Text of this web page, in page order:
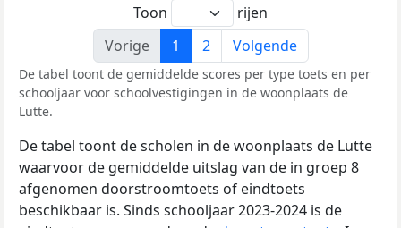
Toon
rijen
Vorige
1 2 Volgende
De tabel toont de gemiddelde scores per type toets en per
schooljaar voor schoolvestigingen in de woonplaats de
Lutte.
De tabel toont de scholen in de woonplaats de Lutte
waarvoor de gemiddelde uitslag van de in groep 8
afgenomen doorstroomtoets of eindtoets
beschikbaar is. Sinds schooljaar 2023-2024 is de